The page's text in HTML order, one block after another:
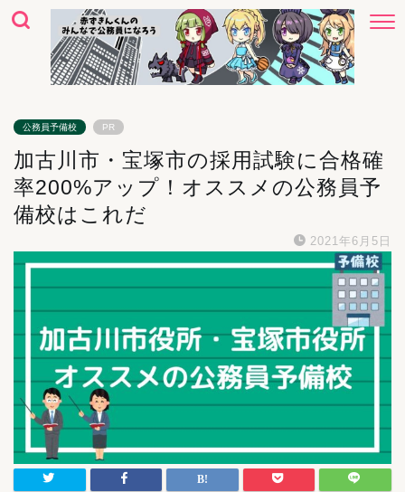
公務員予備校 PR
加古川市・宝塚市の採用試験に合格確
率200%アップ！オススメの公務員予
備校はこれだ
2021年6月5日